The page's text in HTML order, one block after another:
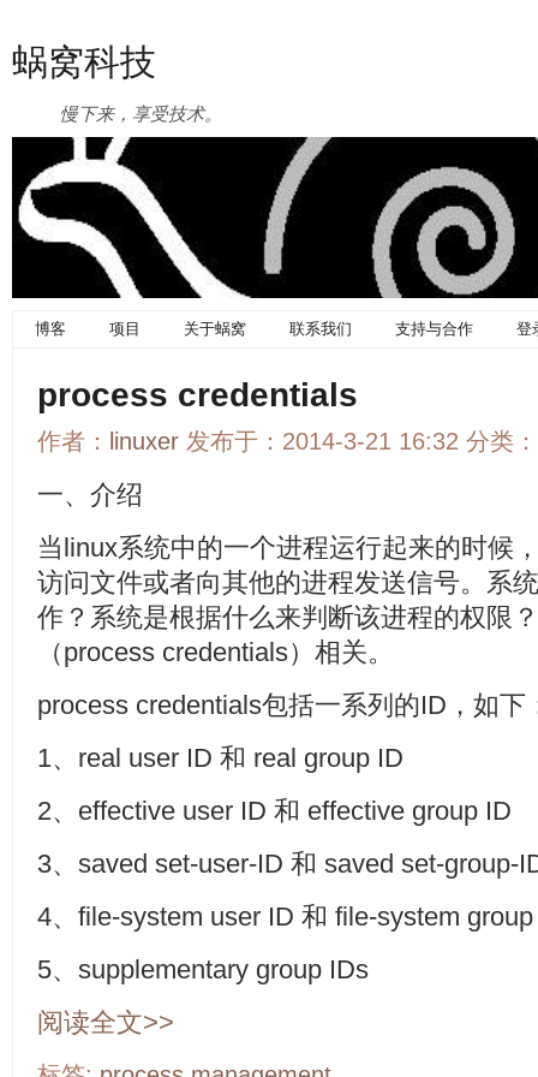
蜗窝科技
慢下来，享受技术。
博客 项目 关于蜗窝 联系我们 支持与合作 登
process credentials
作者： linuxer 发布于：2014-3-21 16:32 分类：
一、介绍
当linux系统中的一个进程运行起来的时候
访问文件或者向其他的进程发送信号。系
作？系统是根据什么来判断该进程的权限
（process credentials）相关。
process credentials包括一系列的ID ，如下
1、 real user ID 和 real group ID
2、 effective user ID 和 effective group ID
3、 saved set-user-ID 和 saved set-group-
4、 file-system user ID 和 file-system
5、 supplementary group IDs
阅读全文>>